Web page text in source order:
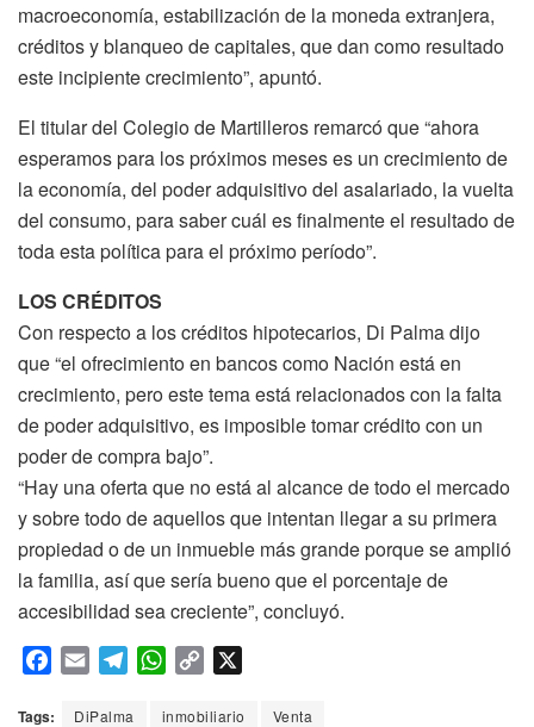
macroeconomía, estabilización de la moneda extranjera,
créditos y blanqueo de capitales, que dan como resultado
este incipiente crecimiento”, apuntó.
El titular del Colegio de Martilleros remarcó que “ahora
esperamos para los próximos meses es un crecimiento de
la economía, del poder adquisitivo del asalariado, la vuelta
del consumo, para saber cuál es finalmente el resultado de
toda esta política para el próximo período”.
LOS CRÉDITOS
Con respecto a los créditos hipotecarios, Di Palma dijo
que “el ofrecimiento en bancos como Nación está en
crecimiento, pero este tema está relacionados con la falta
de poder adquisitivo, es imposible tomar crédito con un
poder de compra bajo”.
“Hay una oferta que no está al alcance de todo el mercado
y sobre todo de aquellos que intentan llegar a su primera
propiedad o de un inmueble más grande porque se amplió
la familia, así que sería bueno que el porcentaje de
accesibilidad sea creciente”, concluyó.
c
a
l
W
a
p
Tags: DiPalma inmobiliario Venta